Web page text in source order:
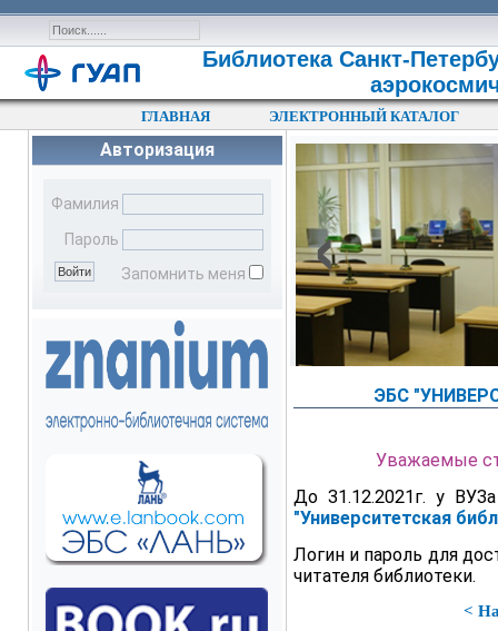
Библиотека Санкт-
ГЛАВНАЯ ЭЛЕКТРОННЫЙ КАТАЛОГ
Авторизация
Фамилия
Пароль
Запомнить меня
‹
ЭБС
Уважаемые
До 31.12.2021г. у
"Университетская
Логин и пароль для
читателя библиотеки.
<